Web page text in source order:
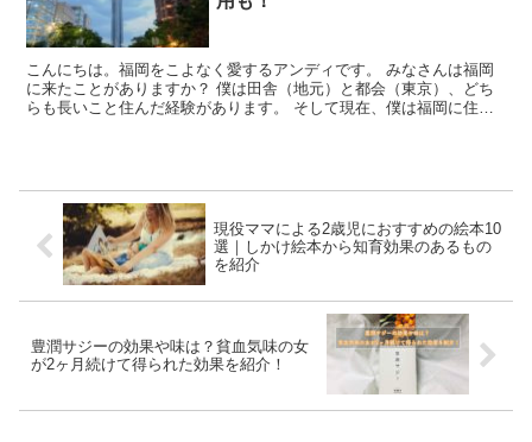
こんにちは。福岡をこよなく愛するアンディです。 みなさんは福岡
に来たことがありますか？ 僕は田舎（地元）と都会（東京）、どち
らも長いこと住んだ経験があります。 そして現在、僕は福岡に住ん
現役ママによる2歳児におすすめの絵本10
選｜しかけ絵本から知育効果のあるもの
を紹介
豊潤サジーの効果や味は？貧血気味の女
が2ヶ月続けて得られた効果を紹介！